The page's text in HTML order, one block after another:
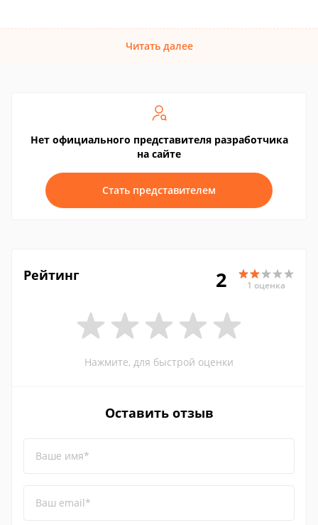
Читать далее
Нет официального представителя разработчика
на сайте
Стать представителем
Рейтинг 2 1 оценка
Нажмите, для быстрой оценки
Оставить отзыв
Ваше имя*
Ваш email*